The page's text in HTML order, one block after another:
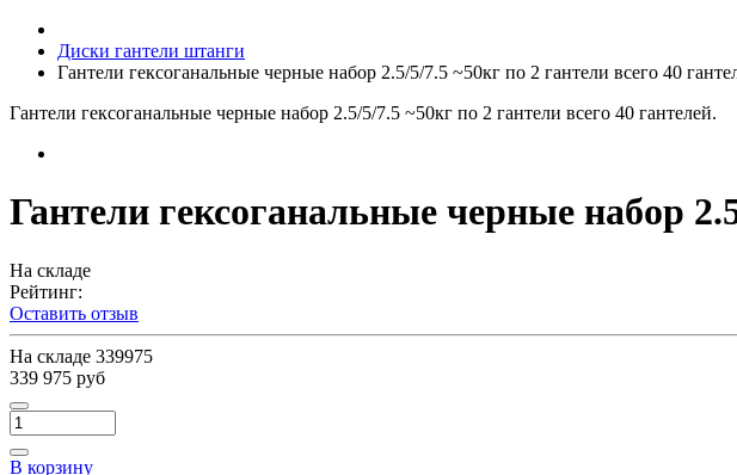
Диски гантели штанги
Гантели гексоганальные черные набор 2.5/5/7.5 ~50кг по 2 гантели всего 40
Гантели гексоганальные черные набор 2.5/5/7.5 ~50кг по 2 гантели всего 40 гантелей.
Гантели гексоганальные черные набор
На складе
Рейтинг:
Оставить отзыв
На складе 339975
339 975 руб
В корзину